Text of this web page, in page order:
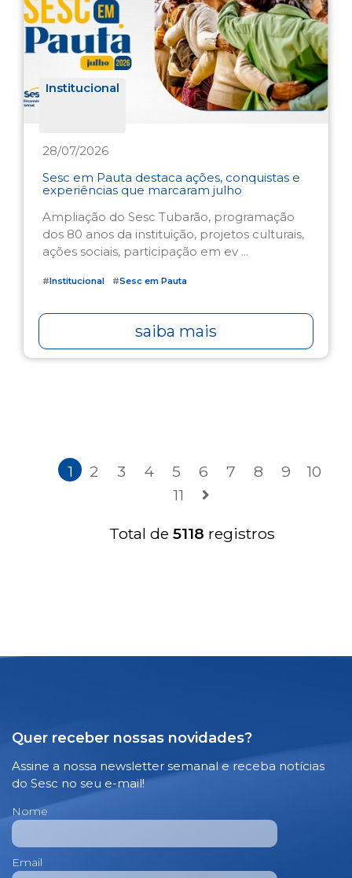
Institucional
28/07/2026
Sesc em Pauta destaca ações, conquistas e
experiências que marcaram julho
Ampliação do Sesc Tubarão, programação
dos 80 anos da instituição, projetos culturais,
ações sociais, participação em ev ...
#Institucional #Sesc em Pauta
saiba mais
1 2 3 4 5 6 7 8 9
10
11
Total de 5118 registros
Quer receber nossas novidades?
Assine a nossa newsletter semanal e receba notícias
do Sesc no seu e-mail!
Nome
Email